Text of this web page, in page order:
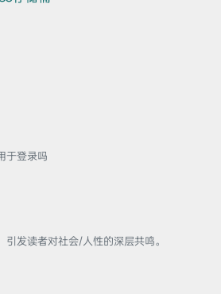
于登录吗
引发读者对社会/人性的深层共鸣。